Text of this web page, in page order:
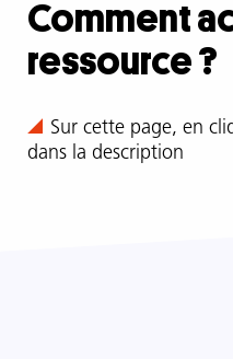
Comment
ressource ?
Comment
accéder
Sur cette page, en
dans la description